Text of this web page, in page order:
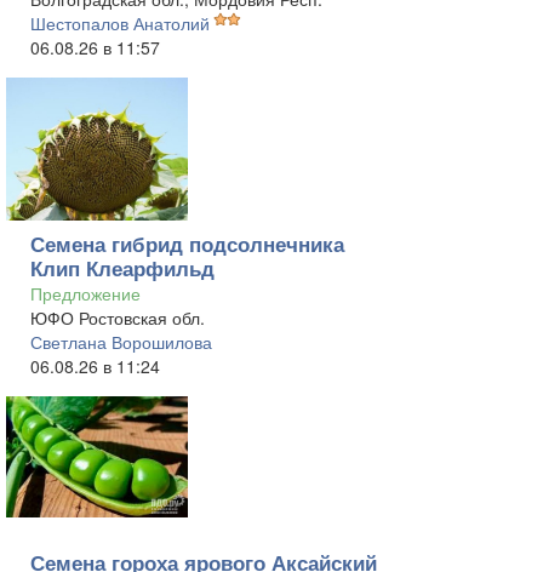
Шестопалов Анатолий
06.08.26 в 11:57
Семена гибрид подсолнечника
Клип Клеарфильд
Предложение
ЮФО Ростовская обл.
Светлана Ворошилова
06.08.26 в 11:24
Семена гороха ярового Аксайский